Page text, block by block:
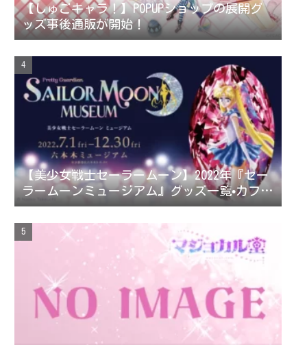
【しゅごキャラ！】POPUPショップの展開グ
ッズ事後通販が開始！
【美少女戦士セーラームーン】2022年『セー
ラームーンミュージアム』グッズ一覧•カフェ
メニュー